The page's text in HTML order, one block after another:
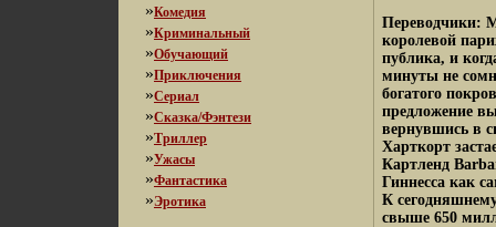
»Комедия
»Криминальный
»Обучающий
»Приключения
»Сериал
»Сказка/Фэнтези
»Триллер
»Ужасы
»Фантастика
»Эротика
Переводчики:
королевой
публика, и
минуты не
богатого
предложение
вернувшись в
Харткорт
Картленд
Гиннесса как
К
свыше 650